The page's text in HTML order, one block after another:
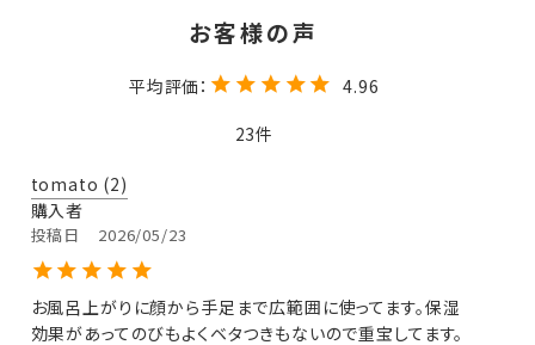
4.96
23
tomato 2
購入者
投稿日 2026/05/23
お風呂上がりに顔から手足まで広範囲に使ってます。保湿
効果があってのびもよくベタつきもないので重宝してます。